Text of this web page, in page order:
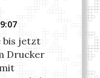
bis jetzt
Drucker